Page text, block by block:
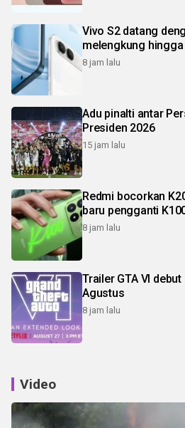
Vivo S2 datang
melengkung
8 jam lalu
Adu pinalti antar
Presiden 2026
15 jam lalu
Redmi bocorkan
baru pengganti
8 jam lalu
Trailer GTA VI
Agustus
8 jam lalu
Video